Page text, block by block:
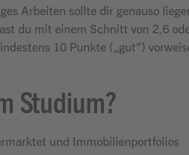
Arbeiten sollte dir genauso
du mit einem Schnitt von 2,6
10 Punkte („gut“)
Studium?
und Immobilienportfolios